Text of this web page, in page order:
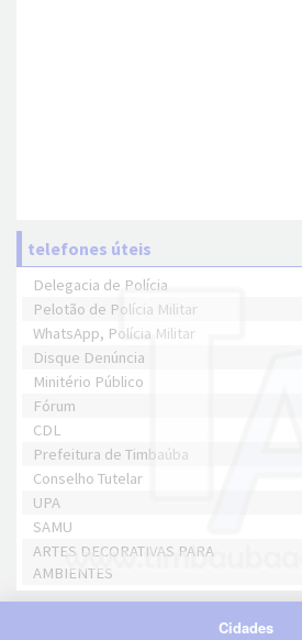
telefones úteis
Delegacia de Polícia
Pelotão de Polícia Militar
WhatsApp, Polícia Militar
Disque Denúncia
Minitério Público
Fórum
CDL
Prefeitura de Timbaúba
Conselho Tutelar
UPA
SAMU
ARTES DECORATIVAS PARA
AMBIENTES
Cidades